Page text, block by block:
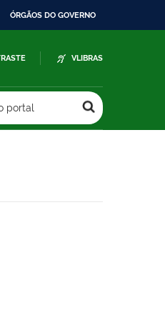
ÓRGÃOS DO GOVERNO
VLIBRAS
portal